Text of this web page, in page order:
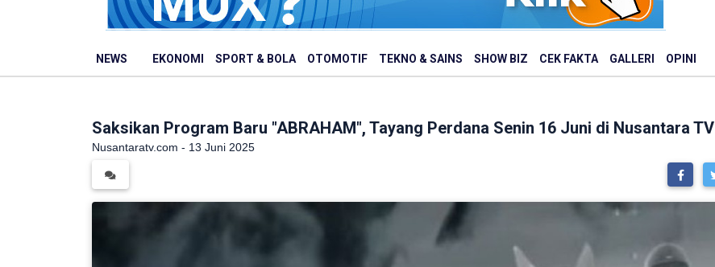
NEWS EKONOMI SPORT & BOLA OTOMOTIF TEKNO & SAINS SHOW BIZ CEK FAKTA GALLERI OPINI
Saksikan Program Baru "ABRAHAM", Tayang Perdana Senin 16 Juni di Nusantara TV
Nusantaratv.com - 13 Juni 2025